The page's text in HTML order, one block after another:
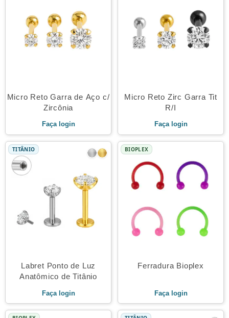
Micro Reto Garra de Aço c/
Zircônia
Faça login
Micro Reto Zirc Garra Tit
R/I
Faça login
TITÂNIO
Labret Ponto de Luz
Anatômico de Titânio
Faça login
BIOPLEX
Ferradura Bioplex
Faça login